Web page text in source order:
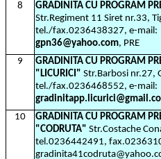
8
GRADINITA CU PROGRAM
Str.Regiment 11 Siret nr.33,
tel./fax.0236438327, e-mail:
gpn36@yahoo.com, PRE
9
GRADINITA CU PROGRAM
"LICURICI" Str.Barbosi nr.27,
tel./fax.0236468552, e-mail:
10
GRADINITA CU PROGRAM
"CODRUTA" Str.Costache
tel.0236442491,